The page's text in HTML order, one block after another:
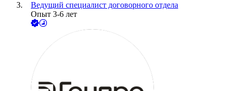
Ведущий специалист договорного отдела
Опыт 3-6 лет